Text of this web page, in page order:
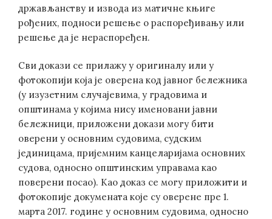
држављанству и извода из матичне књиге
рођених, подноси решење о распоређивању или
решење да је нераспоређен.
Сви докази се прилажу у оригиналу или у
фотокопији која је оверена код јавног бележника
(у изузетним случајевима, у градовима и
општинама у којима нису именовани јавни
бележници, приложени докази могу бити
оверени у основним судовима, судским
јединицама, пријемним канцеларијама основних
судова, односно општинским управама као
поверени посао). Као доказ се могу приложити и
фотокопије докумената које су оверене пре 1.
марта 2017. године у основним судовима, односно